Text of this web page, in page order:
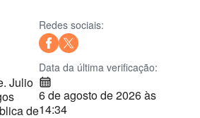
Redes sociais:
Julio
de
Data da última verificação:
6 de agosto de 2026 às
14:34